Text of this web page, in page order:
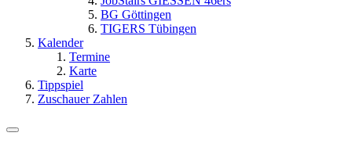
BG Göttingen
TIGERS Tübingen
Kalender
Termine
Karte
Tippspiel
Zuschauer Zahlen